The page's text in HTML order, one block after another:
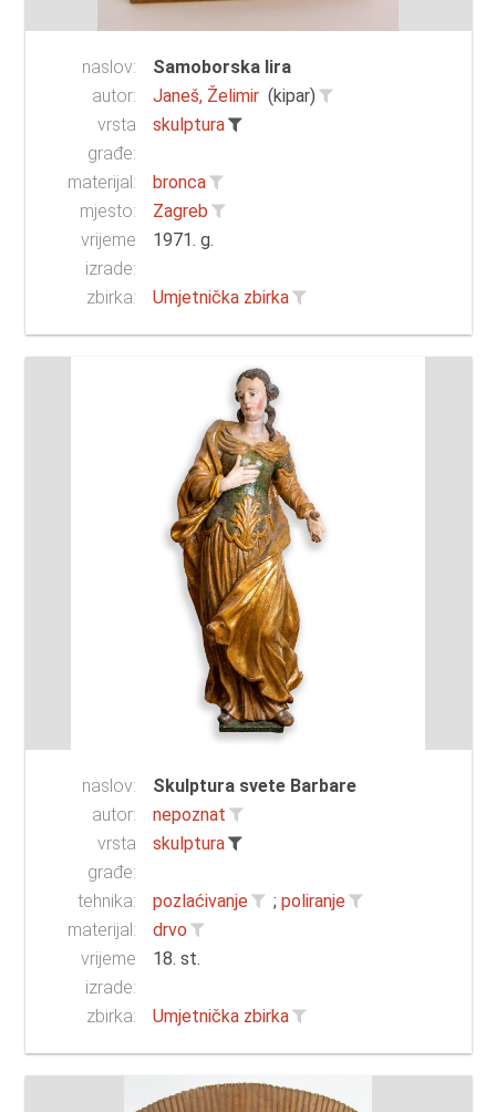
naslov:
Samoborska lira
autor:
Janeš, Želimir (kipar)
vrsta
građe:
skulptura
materijal:
bronca
mjesto:
Zagreb
vrijeme
izrade:
1971. g.
zbirka: Umjetnička zbirka
naslov:
Skulptura svete Barbare
autor:
nepoznat
vrsta
građe:
skulptura
tehnika: pozlaćivanje ; poliranje
materijal:
drvo
vrijeme
izrade:
18. st.
zbirka: Umjetnička zbirka